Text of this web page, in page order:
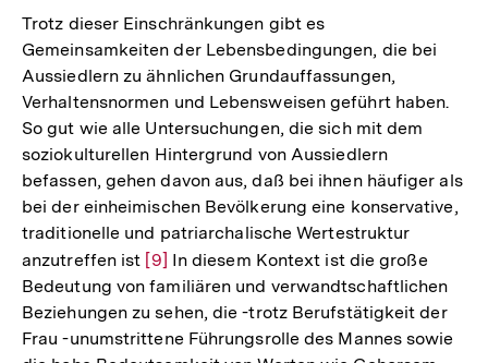
Trotz dieser Einschränkungen gibt es
Gemeinsamkeiten der Lebensbedingungen, die bei
Aussiedlern zu ähnlichen Grundauffassungen,
Verhaltensnormen und Lebensweisen geführt haben.
So gut wie alle Untersuchungen, die sich mit dem
soziokulturellen Hintergrund von Aussiedlern
befassen, gehen davon aus, daß bei ihnen häufiger als
bei der einheimischen Bevölkerung eine konservative,
traditionelle und patriarchalische Wertestruktur
anzutreffen ist Zur
Auflösung
der
Fußnote
[9] In diesem Kontext ist die große
Bedeutung von familiären und verwandtschaftlichen
Beziehungen zu sehen, die -trotz Berufstätigkeit der
Frau -unumstrittene Führungsrolle des Mannes sowie